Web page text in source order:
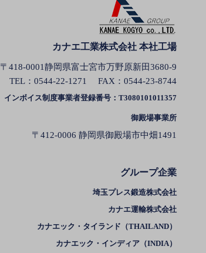
カナエ工業株式会社 本社工場
〒418-0001静岡県富士宮市万野原新田3680-9
TEL： 0544-22-1271 FAX：0544-23-8744
インボイス制度事業者登録番号：T3080101011357
御殿場事業所
〒412-0006 静岡県御殿場市中畑1491
グループ企業
埼玉プレス鍛造株式会社
カナエ運輸株式会社
カナエック・タイランド（THAILAND）
カナエック・インディア（INDIA）